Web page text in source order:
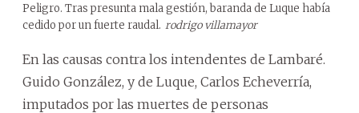
Peligro. Tras presunta mala gestión, baranda de Luque había
cedido por un fuerte raudal. rodrigo villamayor
En las causas contra los intendentes de Lambaré.
Guido González, y de Luque, Carlos Echeverría,
imputados por las muertes de personas